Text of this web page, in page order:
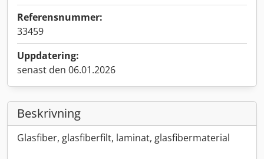
Referensnummer:
33459
Uppdatering:
senast den 06.01.2026
Beskrivning
Glasfiber, glasfiberfilt, laminat, glasfibermaterial